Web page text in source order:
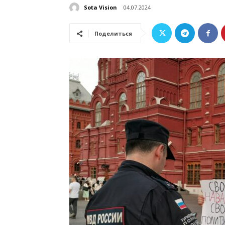
Sota Vision 04.07.2024
Поделиться